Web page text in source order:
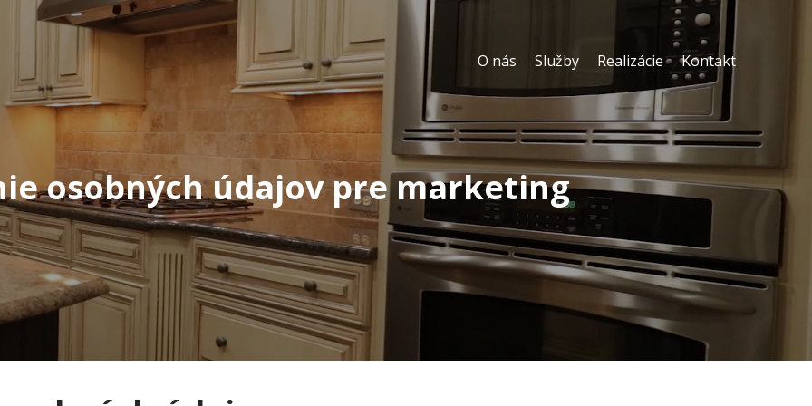
O nás Služby Realizácie Kontakt
osobných údajov pre marketing